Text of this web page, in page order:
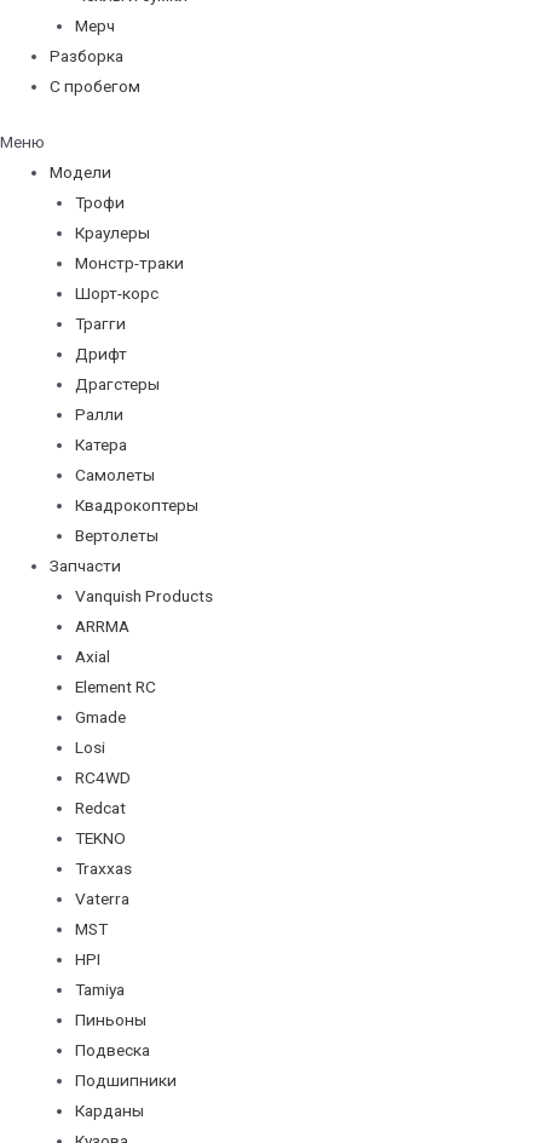
Мерч
Разборка
С пробегом
Меню
Модели
Трофи
Краулеры
Монстр-траки
Шорт-корс
Трагги
Дрифт
Драгстеры
Ралли
Катера
Самолеты
Квадрокоптеры
Вертолеты
Запчасти
Vanquish Products
ARRMA
Axial
Element RC
Gmade
Losi
RC4WD
Redcat
TEKNO
Traxxas
Vaterra
MST
HPI
Tamiya
Пиньоны
Подвеска
Подшипники
Карданы